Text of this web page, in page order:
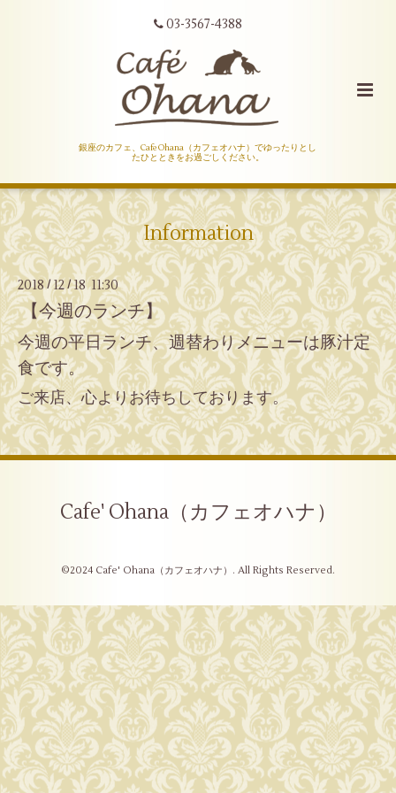
03-3567-4388
銀座のカフェ、Cafe Ohana（カフェオハナ）でゆったりとし
たひとときをお過ごしください。
Information
2018/12 /18 11:30
【今週のランチ】
今週の平日ランチ、週替わりメニューは豚汁定
食です。
ご来店、心よりお待ちしております。
Cafe' Ohana（カフェオハナ）
©2024 Cafe' Ohana（カフェオハナ） . All Rights Reserved.